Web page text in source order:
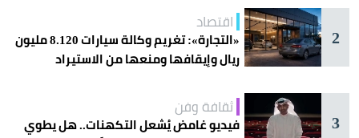
2
اقتصاد
«التجارة»: تغريم وكالة سيارات 8.120 مليون
ريال وإيقافها ومنعها من الاستيراد
3
ثقافة وفن
فيديو غامض يُشعل التكهنات.. هل يطوي